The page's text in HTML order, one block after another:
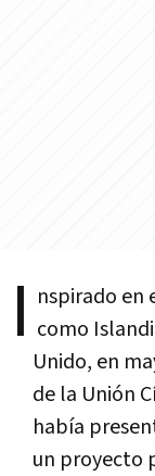
I nspirado en
como
Unido, en
de la Unión
había
un proyecto